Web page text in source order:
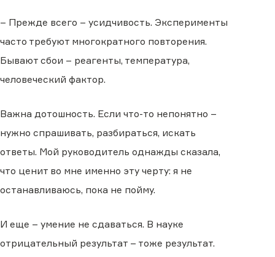
– Прежде всего – усидчивость. Эксперименты
часто требуют многократного повторения.
Бывают сбои – реагенты, температура,
человеческий фактор.
Важна дотошность. Если что-то непонятно –
нужно спрашивать, разбираться, искать
ответы. Мой руководитель однажды сказала,
что ценит во мне именно эту черту: я не
останавливаюсь, пока не пойму.
И еще – умение не сдаваться. В науке
отрицательный результат – тоже результат.